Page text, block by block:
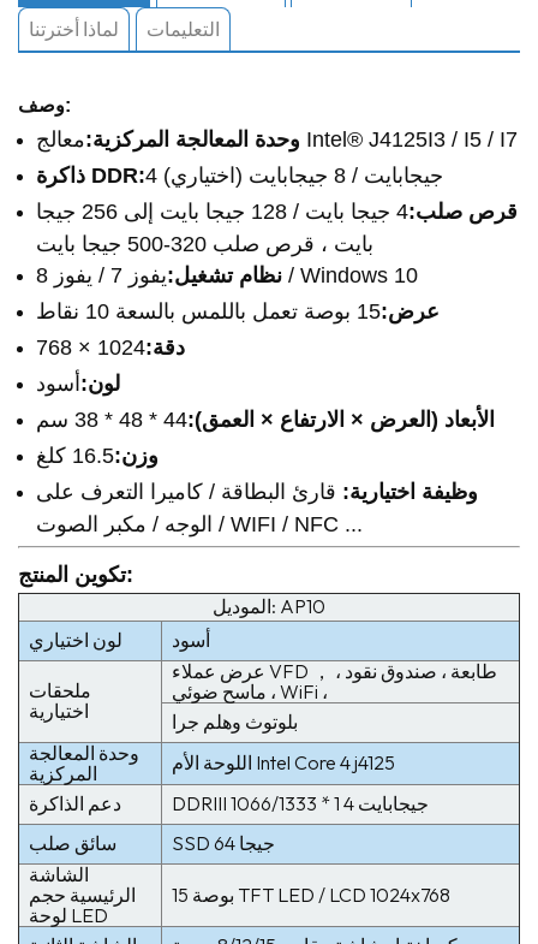
لماذا أخترتنا
التعليمات
وصف:
وحدة المعالجة المركزية: معالج Intel® J4125I3 / I5 / I7
ذاكرة DDR:
4 جيجابايت / 8 جيجابايت (اختياري)
قرص صلب:
4 جيجا بايت / 128 جيجا بايت إلى 256 جيجا
بايت ، قرص صلب 320-500 جيجا بايت
نظام تشغيل: يفوز 7 / يفوز 8 / Windows 10
عرض:15 بوصة تعمل باللمس بالسعة 10 نقاط
دقة:1024 × 768
لون: أسود
الأبعاد (العرض × الارتفاع × العمق):44 * 48 * 38 سم
وزن:16.5 كلغ
وظيفة اختيارية: قارئ البطاقة / كاميرا التعرف على
الوجه / مكبر الصوت / WIFI / NFC ...
تكوين المنتج:
الموديل: AP10
لون اختياري
أسود
ملحقات
اختيارية
عرض عملاء VFD ， طابعة ، صندوق نقود ،
ماسح ضوئي ، WiFi ،
بلوتوث وهلم جرا
وحدة المعالجة
المركزية
اللوحة الأم Intel Core 4 j4125
دعم الذاكرة
DDRIII 1066/1333 * 1 4 جيجابايت
سائق صلب
SSD 64 جيجا
الشاشة
الرئيسية حجم
لوحة LED
15 بوصة TFT LED / LCD 1024x768